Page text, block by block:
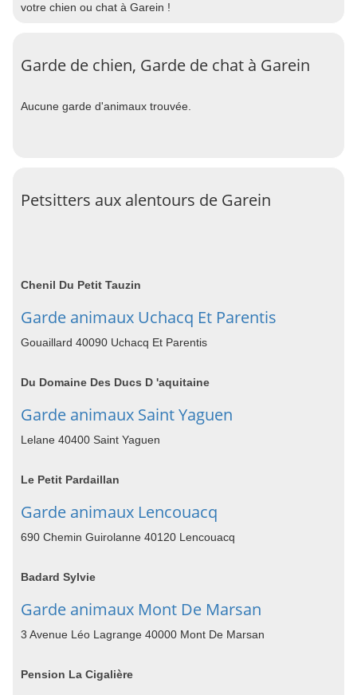
votre chien ou chat à Garein !
Garde de chien, Garde de chat à Garein
Aucune garde d'animaux trouvée.
Petsitters aux alentours de Garein
Chenil Du Petit Tauzin
Garde animaux Uchacq Et Parentis
Gouaillard 40090 Uchacq Et Parentis
Du Domaine Des Ducs D 'aquitaine
Garde animaux Saint Yaguen
Lelane 40400 Saint Yaguen
Le Petit Pardaillan
Garde animaux Lencouacq
690 Chemin Guirolanne 40120 Lencouacq
Badard Sylvie
Garde animaux Mont De Marsan
3 Avenue Léo Lagrange 40000 Mont De Marsan
Pension La Cigalière